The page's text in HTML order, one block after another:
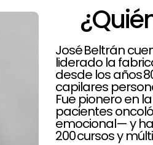
José Beltrán
liderado la
desde los años
capilares
Fue pionero en
pacientes
emocional— y
200 cursos y